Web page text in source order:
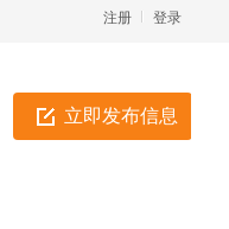
登录
注册
立即发布信息